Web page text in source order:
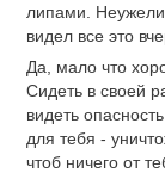
липами. Неужели
видел все это
Да, мало что
Сидеть в своей
видеть
для тебя -
чтоб ничего от